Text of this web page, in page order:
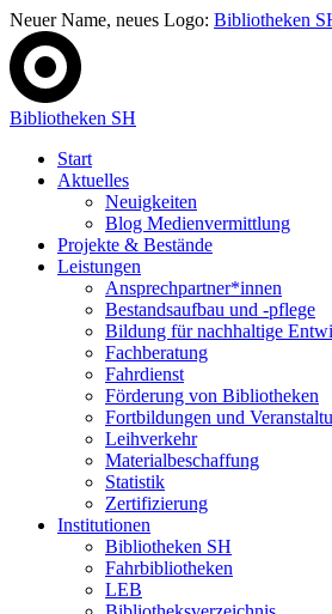
Neuer Name, neues Logo: Bibliotheken
Bibliotheken SH
Start
Aktuelles
Neuigkeiten
Blog Medienvermittlung
Projekte & Bestände
Leistungen
Ansprechpartner*innen
Bestandsaufbau und -pflege
Bildung für nachhaltige
Fachberatung
Fahrdienst
Förderung von Bibliotheken
Fortbildungen und
Leihverkehr
Materialbeschaffung
Statistik
Zertifizierung
Institutionen
Bibliotheken SH
Fahrbibliotheken
LEB